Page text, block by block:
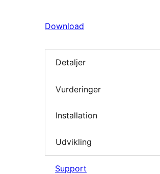
Download
Detaljer
Vurderinger
Installation
Udvikling
Support